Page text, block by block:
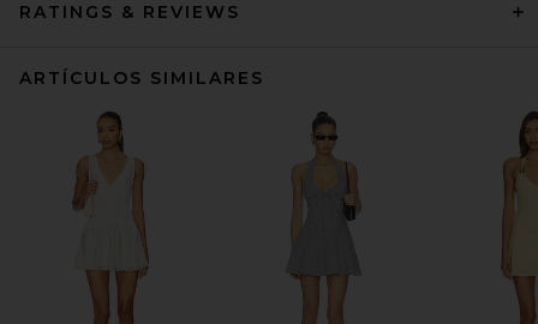
RATINGS & REVIEWS
ARTÍCULOS SIMILARES